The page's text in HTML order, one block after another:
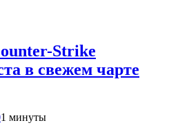
Strike
в свежем чарте
1 минуты